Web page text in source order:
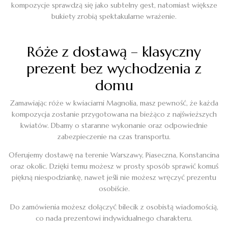
kompozycje sprawdzą się jako subtelny gest, natomiast większe
bukiety zrobią spektakularne wrażenie.
Róże z dostawą – klasyczny
prezent bez wychodzenia z
domu
Zamawiając róże w kwiaciarni Magnolia, masz pewność, że każda
kompozycja zostanie przygotowana na bieżąco z najświeższych
kwiatów. Dbamy o staranne wykonanie oraz odpowiednie
zabezpieczenie na czas transportu.
Oferujemy dostawę na terenie Warszawy, Piaseczna, Konstancina
oraz okolic. Dzięki temu możesz w prosty sposób sprawić komuś
piękną niespodziankę, nawet jeśli nie możesz wręczyć prezentu
osobiście.
Do zamówienia możesz dołączyć bilecik z osobistą wiadomością,
co nada prezentowi indywidualnego charakteru.